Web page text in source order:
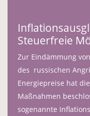
Steuerfreie
Zur Eindämmung
des russischen
Energiepreise hat
Maßnahmen
sogenannte